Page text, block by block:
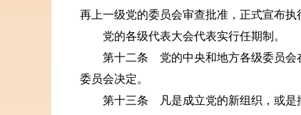
再上一级党的委员会审查批准，正式宣布执
党的各级代表大会代表实行任期制。
第十二条 党的中央和地方各级委员会在
委员会决定。
第十三条 凡是成立党的新组织，或是撤